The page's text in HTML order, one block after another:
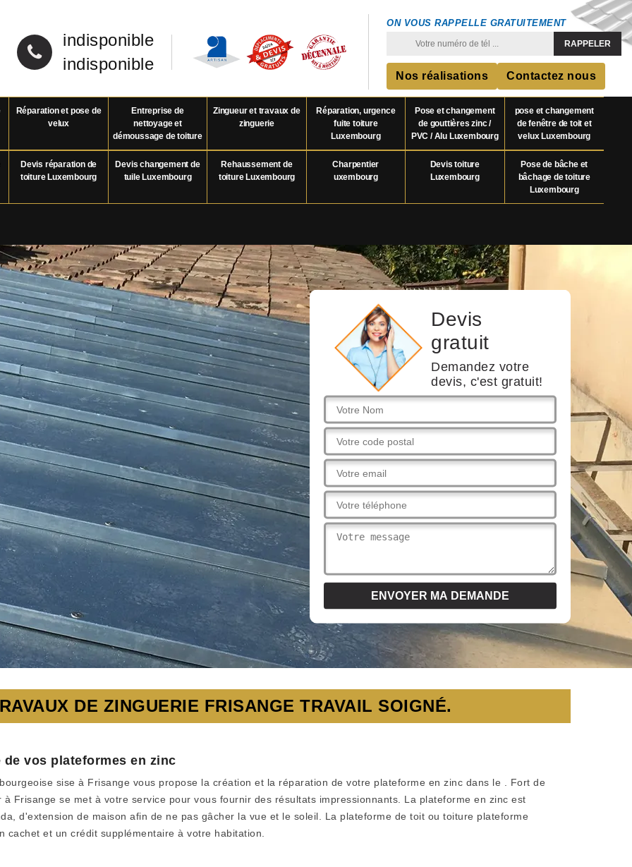
indisponible
indisponible
ON VOUS RAPPELLE GRATUITEMENT
Nos réalisations Contactez nous
Réparation et pose de
velux
Entreprise de
nettoyage et
démoussage de toiture
Zingueur et travaux de
zinguerie
Réparation, urgence
fuite toiture
Luxembourg
Pose et changement
de gouttières zinc /
PVC / Alu Luxembourg
pose et changement
de fenêtre de toit et
velux Luxembourg
Devis réparation de
toiture Luxembourg
Devis changement de
tuile Luxembourg
Rehaussement de
toiture Luxembourg
Charpentier
uxembourg
Devis toiture
Luxembourg
Pose de bâche et
bâchage de toiture
Luxembourg
Devis
gratuit
Demandez votre
devis, c'est gratuit!
DE ZINGUERIE FRISANGE TRAVAIL SOIGNÉ.
vos plateformes en zinc
sise à Frisange vous propose la création et la réparation de votre plateforme en zinc dans le . Fort de
Frisange se met à votre service pour vous fournir des résultats impressionnants. La plateforme en zinc est
d'extension de maison afin de ne pas gâcher la vue et le soleil. La plateforme de toit ou toiture plateforme
cachet et un crédit supplémentaire à votre habitation.